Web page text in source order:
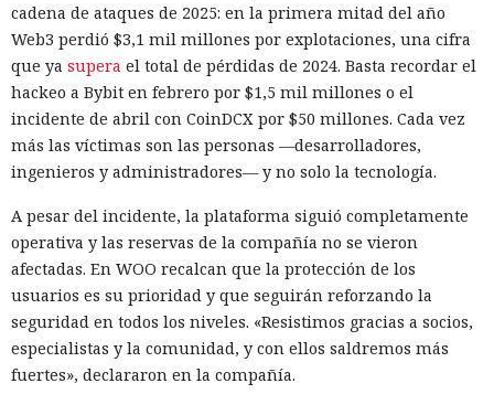
cadena de ataques de 2025: en la primera mitad del año
Web3 perdió $3,1 mil millones por explotaciones, una cifra
que ya supera el total de pérdidas de 2024. Basta recordar el
hackeo a Bybit en febrero por $1,5 mil millones o el
incidente de abril con CoinDCX por $50 millones. Cada vez
más las víctimas son las personas —desarrolladores,
ingenieros y administradores— y no solo la tecnología.
A pesar del incidente, la plataforma siguió completamente
operativa y las reservas de la compañía no se vieron
afectadas. En WOO recalcan que la protección de los
usuarios es su prioridad y que seguirán reforzando la
seguridad en todos los niveles. «Resistimos gracias a socios,
especialistas y la comunidad, y con ellos saldremos más
fuertes», declararon en la compañía.